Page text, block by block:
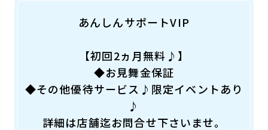
あんしんサポートVIP
【初回2ヵ月無料♪】
◆お見舞金保証
◆その他優待サービス♪限定イベントあり
♪
詳細は店舗迄お問合せ下さいませ。